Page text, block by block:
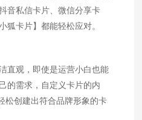
音私信卡片、微信分享卡
狐卡片】都能轻松应对。
直观，即使是运营小白也能
的需求，自定义卡片的内
松创建出符合品牌形象的卡